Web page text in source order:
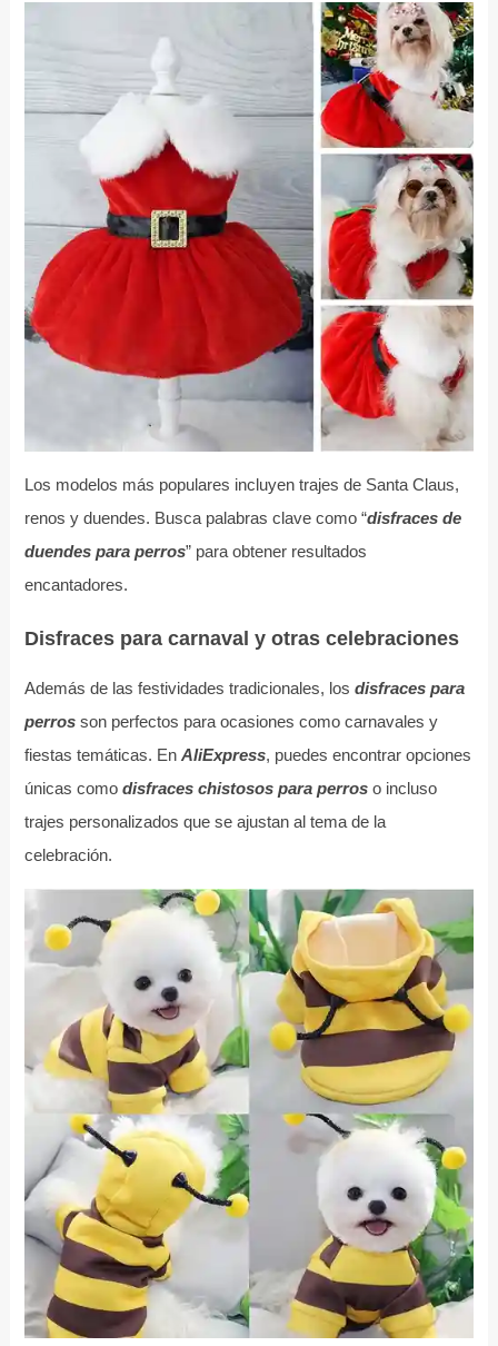
Los modelos más populares incluyen trajes de Santa Claus,
renos y duendes. Busca palabras clave como “disfraces de
duendes para perros” para obtener resultados
encantadores.
Disfraces para carnaval y otras celebraciones
Además de las festividades tradicionales, los disfraces para
perrosson perfectos para ocasiones como carnavales y
fiestas temáticas. En AliExpress, puedes encontrar opciones
únicas como disfraces chistosos para perroso incluso
trajes personalizados que se ajustan al tema de la
celebración.